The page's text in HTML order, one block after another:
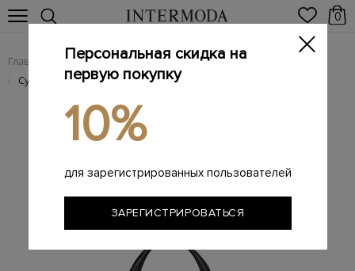
0
Главная Женщинам / Женские сумки из натуральной кожи
/ Сумка-тоут Cotswolds medium из зернистой кожи
Персональная скидка на
первую покупку
10%
для зарегистрированных пользователей
ЗАРЕГИСТРИРОВАТЬСЯ